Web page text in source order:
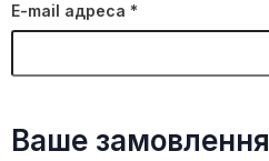
E-mail адреса *
Ваше замовлення